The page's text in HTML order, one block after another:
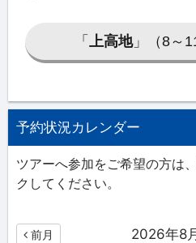
「 上高地」（8～
予約状況カレンダー
ツアーへ参加をご希望の方は
クしてください。
前月 2026年8